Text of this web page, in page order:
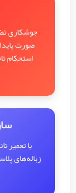
جوشکاری
صورت
استحکام
با تعمیر
زباله‌های